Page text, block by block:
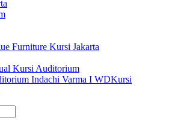
Furniture Kursi Jakarta
Kursi Auditorium
Kursi